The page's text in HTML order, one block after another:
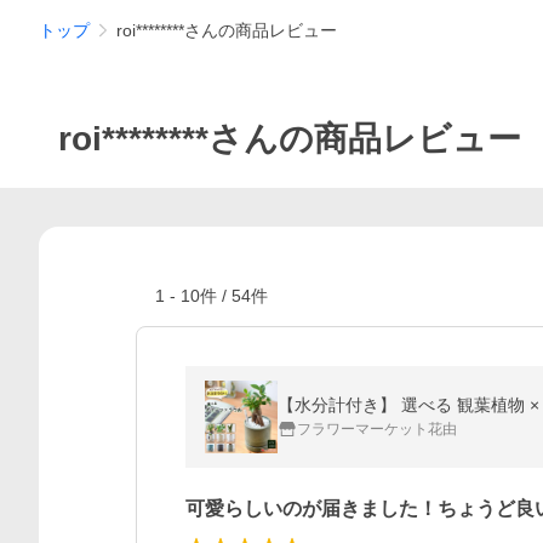
トップ roi********さんの商品レビュー
roi********さんの商品レビュー
1 - 10件 / 54件
フラワーマーケット花由
可愛らしいのが届きました！ちょうど